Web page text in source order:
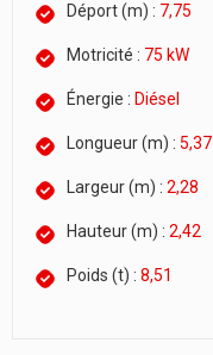
Déport (m) : 7,75
Motricité : 75 kW
Énergie : Diésel
Longueur (m) : 5,37
Largeur (m) : 2,28
Hauteur (m) : 2,42
Poids (t) : 8,51